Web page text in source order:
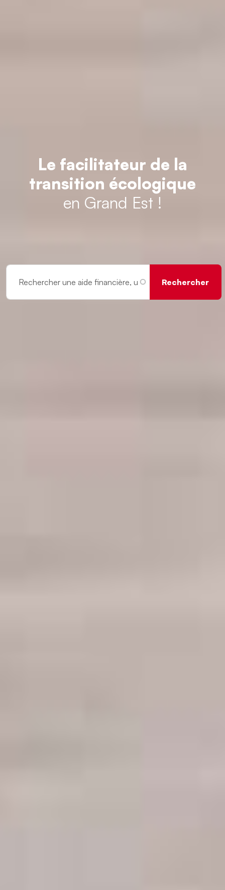
Le facilitateur de la
transition écologique
en Grand Est !